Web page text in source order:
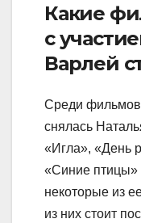
Какие
с
Варлей
Среди фильмов
снялась
«Игла», «День
«Синие птицы»
некоторые из
из них стоит